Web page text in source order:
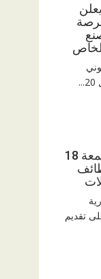
1837 فرصة
20 مصنع
وظائف اهرام الجمعة 18
– وظائف
تقديم